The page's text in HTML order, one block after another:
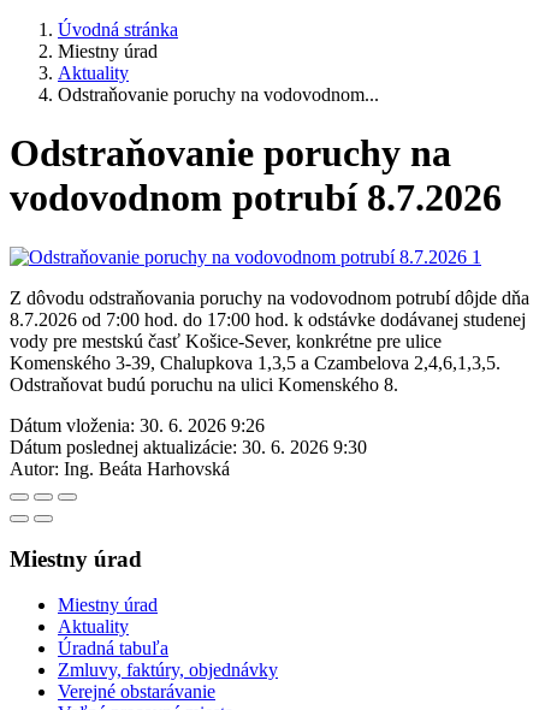
Úvodná stránka
Miestny úrad
Aktuality
Odstraňovanie poruchy na vodovodnom...
Odstraňovanie poruchy na
vodovodnom potrubí 8.7.2026
Z dôvodu odstraňovania poruchy na vodovodnom potrubí dôjde dňa
8.7.2026 od 7:00 hod. do 17:00 hod. k odstávke dodávanej studenej
vody pre mestskú časť Košice-Sever, konkrétne pre ulice
Komenského 3-39, Chalupkova 1,3,5 a Czambelova 2,4,6,1,3,5.
Odstraňovat budú poruchu na ulici Komenského 8.
Dátum vloženia: 30. 6. 2026 9:26
Dátum poslednej aktualizácie: 30. 6. 2026 9:30
Autor: Ing. Beáta Harhovská
Miestny úrad
Miestny úrad
Aktuality
Úradná tabuľa
Zmluvy, faktúry, objednávky
Verejné obstarávanie